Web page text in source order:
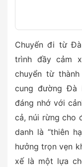
Chuyến đi từ
trình đầy cảm
chuyển từ
cung đường Đà
đáng nhớ với
cả, núi rừng cho
danh là “thiên
hưởng trọn vẹn
xế là một lựa